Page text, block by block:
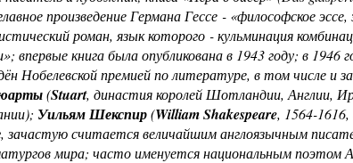
произведение Германа Гессе - «философское
роман, язык которого - кульминация
впервые книга была опубликована в 1943 году; в 1946
Нобелевской премией по литературе, в том числе и
(Stuart, династия королей Шотландии, Англии,
Уильям Шекспир(William Shakespeare, 1564-1616,
зачастую считается величайшим англоязычным
мира; часто именуется национальным поэтом